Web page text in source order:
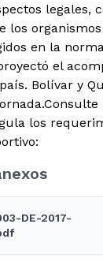
legales,
los
en la
el
Bolívar y
los
DE-2017-